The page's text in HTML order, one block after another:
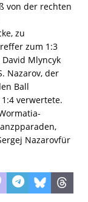
von der rechten
zu
zum 1:3
Mlyncyk
Nazarov, der
Ball
verwertete.
Nazarovfür